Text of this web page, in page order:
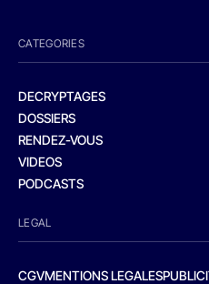
CATEGORIES
DECRYPTAGES
DOSSIERS
RENDEZ-VOUS
VIDEOS
PODCASTS
LEGAL
CGVMENTIONS LEGALES